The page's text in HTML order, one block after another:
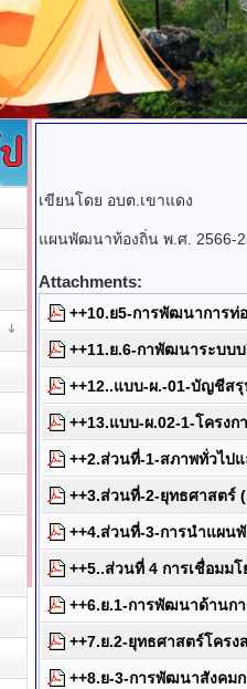
เขียนโดย อบต.เขาแดง
แผนพัฒนาท้องถิ่น พ.ศ. 2566-
Attachments:
++10.ย5-การพัฒนาการท่
++11.ย.6-กาพัฒนาระบบ
++12..แบบ-ผ.-01-บัญชีส
++13.แบบ-ผ.02-1-โครง
++2.ส่วนที่-1-สภาพทั่วไป
++3.ส่วนที่-2-ยุทธศาสตร์
++4.ส่วนที่-3-การนำแผน
++5..ส่วนที่ 4 การเชื่อมมโ
++6.ย.1-การพัฒนาด้านก
++7.ย.2-ยุทธศาสตร์โคร
++8.ย-3-การพัฒนาสังคม